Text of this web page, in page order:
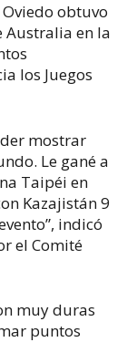
obtuvo
Australia en la
los Juegos
mostrar
Le gané a
Taipéi en
Kazajistán 9
indicó
el Comité
muy duras
puntos